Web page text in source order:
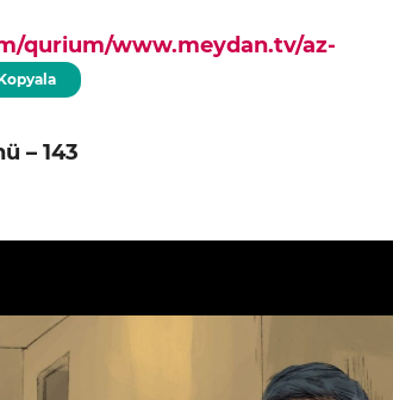
qurium/www.meydan.tv/az-
– 143